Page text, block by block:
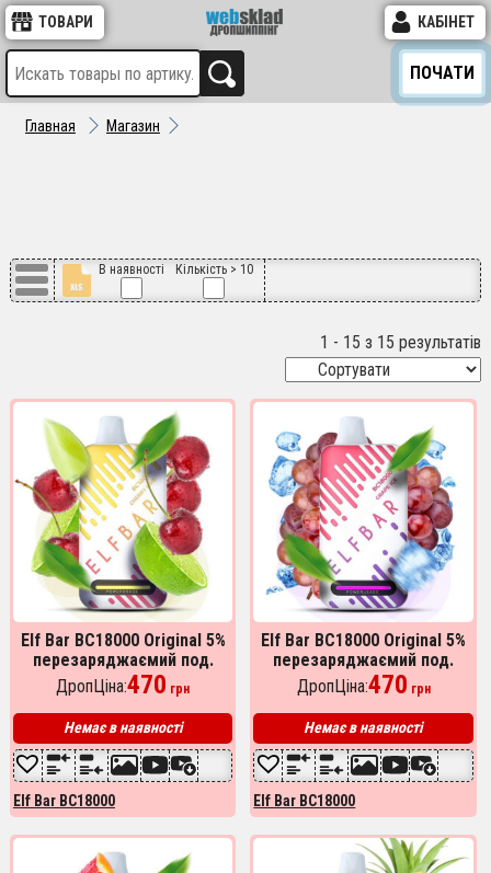
ТОВАРИ КАБІНЕТ
ПОЧАТИ
Главная Магазин
В наявності Кількість > 10
1 - 15 з 15 результатів
Elf Bar BC18000 Original 5%
перезаряджаємий под.
Вишня Лайм (Cherry Lime)
ДропЦіна:470 грн
Немає в наявності
Elf Bar BC18000
Elf Bar BC18000 Original 5%
перезаряджаємий под.
Виноград (Grape Ice)
ДропЦіна:470 грн
Немає в наявності
Elf Bar BC18000